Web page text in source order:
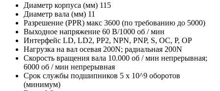
Диаметр корпуса (мм) 115
Диаметр вала (мм) 11
Разрешение (PPR) макс 3600 (по требованию до 5000)
Выходное напряжение 60 В/1000 об / мин
Интерфейс LD, LD2, PP2, NPN, PNP, S, OC, P, OP
Нагрузка на вал осевая 200N; радиальная 200N
Скорость вращения вала 10.000 об / мин непрерывная;
6000 об / мин непрерывная
Срок службы подшипников 5 x 10^9 оборотов
(минимум)